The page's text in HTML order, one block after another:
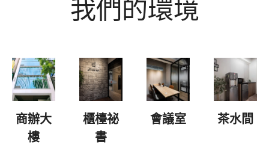
我們的環境
商辦大
樓
櫃檯祕
書
會議室 茶水間